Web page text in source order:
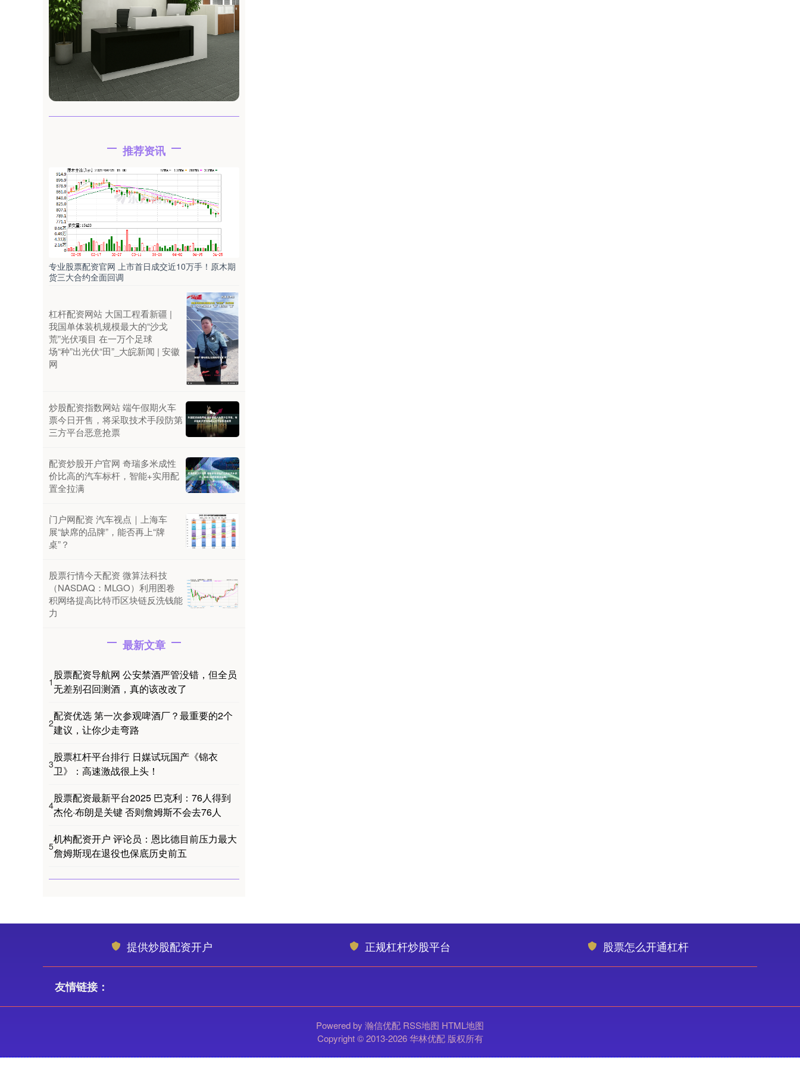
推荐资讯
专业股票配资官网 上市首日成交近10万手！原木期
货三大合约全面回调
杠杆配资网站 大国工程看新疆 |
我国单体装机规模最大的“沙戈
荒”光伏项目 在一万个足球
场“种”出光伏“田”_大皖新闻 | 安徽
网
炒股配资指数网站 端午假期火车
票今日开售，将采取技术手段防第
三方平台恶意抢票
配资炒股开户官网 奇瑞多米成性
价比高的汽车标杆，智能+实用配
置全拉满
门户网配资 汽车视点｜上海车
展“缺席的品牌”，能否再上“牌
桌”？
股票行情今天配资 微算法科技
（NASDAQ：MLGO）利用图卷
积网络提高比特币区块链反洗钱能
力
最新文章
1
股票配资导航网 公安禁酒严管没错，但全员
无差别召回测酒，真的该改改了
2
配资优选 第一次参观啤酒厂？最重要的2个
建议，让你少走弯路
3
股票杠杆平台排行 日媒试玩国产《锦衣
卫》：高速激战很上头！
4
股票配资最新平台2025 巴克利：76人得到
杰伦·布朗是关键 否则詹姆斯不会去76人
5
机构配资开户 评论员：恩比德目前压力最大
詹姆斯现在退役也保底历史前五
提供炒股配资开户 正规杠杆炒股平台 股票怎么开通杠杆
友情链接：
Powered by 瀚信优配 RSS地图 HTML地图
Copyright© 2013-2026 华林优配 版权所有